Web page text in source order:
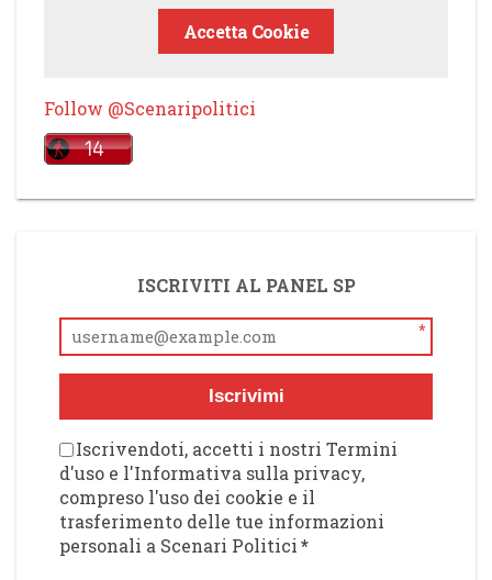
Accetta Cookie
Follow @Scenaripolitici
ISCRIVITI AL PANEL SP
*
Iscrivimi
Iscrivendoti, accetti i nostri Termini
d'uso e l'Informativa sulla privacy,
compreso l'uso dei cookie e il
trasferimento delle tue informazioni
personali a Scenari Politici*